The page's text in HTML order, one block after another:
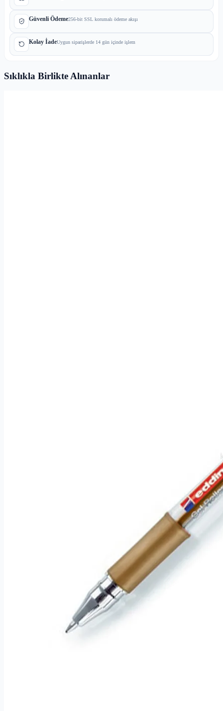
Güvenli Ödeme256-bit SSL korumalı ödeme akışı
Kolay İadeUygun siparişlerde 14 gün içinde işlem
Sıklıkla Birlikte Alınanlar